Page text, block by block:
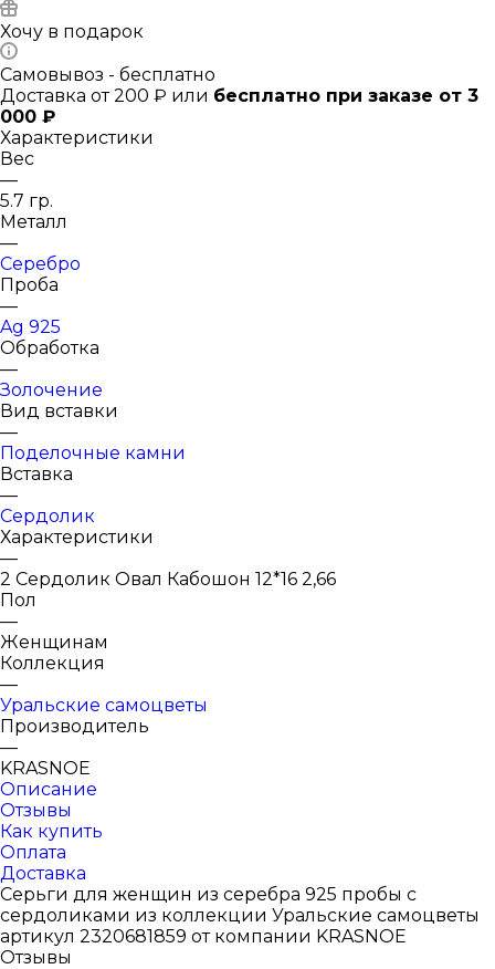
Хочу в подарок
Самовывоз - бесплатно
Доставка от 200 ₽ или бесплатно при заказе от 3
000 ₽
Характеристики
Вес
—
5.7 гр.
Металл
—
Серебро
Проба
—
Ag 925
Обработка
—
Золочение
Вид вставки
—
Поделочные камни
Вставка
—
Сердолик
Характеристики
—
2 Сердолик Овал Кабошон 12*16 2,66
Пол
—
Женщинам
Коллекция
—
Уральские самоцветы
Производитель
—
KRASNOE
Описание
Отзывы
Как купить
Оплата
Доставка
Серьги для женщин из серебра 925 пробы с
сердоликами из коллекции Уральские самоцветы
артикул 2320681859 от компании KRASNOE
Отзывы